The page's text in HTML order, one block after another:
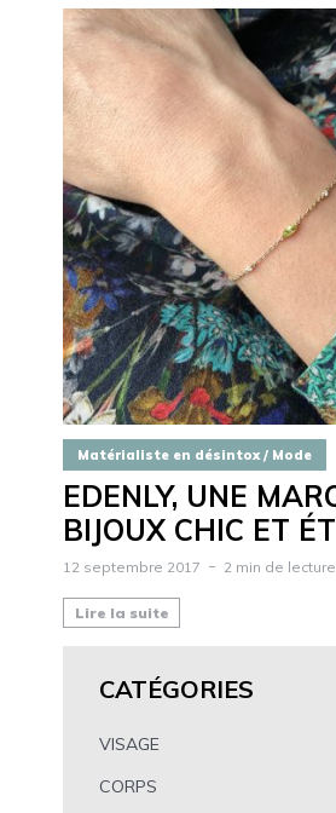
Matérialiste en désintox / Mode
EDENLY, UNE
BIJOUX CHIC ET
12 septembre 2017 2 min de lecture
Lire la suite
CATÉGORIES
VISAGE
CORPS